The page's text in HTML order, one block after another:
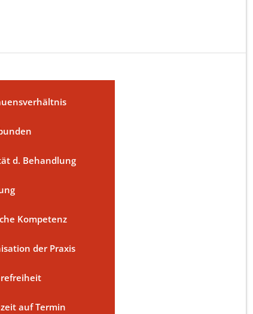
d. Behandlung
Kompetenz
der Praxis
auf Termin